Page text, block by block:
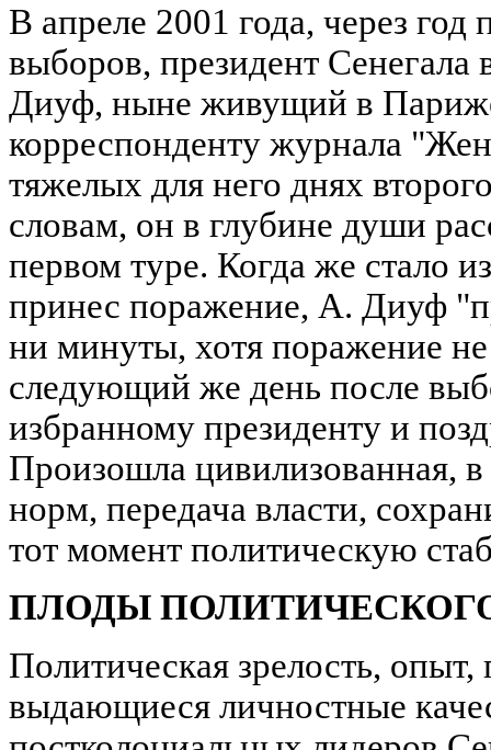
В апреле 2001 года, через год
выборов, президент Сенегала
Диуф, ныне живущий в
корреспонденту журнала
тяжелых для него днях
словам, он в глубине души
первом туре. Когда же стало
принес поражение, А. Диуф
ни минуты, хотя поражение
следующий же день после
избранному президенту и
Произошла цивилизованная,
норм, передача власти,
тот момент политическую
ПЛОДЫ
Политическая зрелость, опыт,
выдающиеся личностные